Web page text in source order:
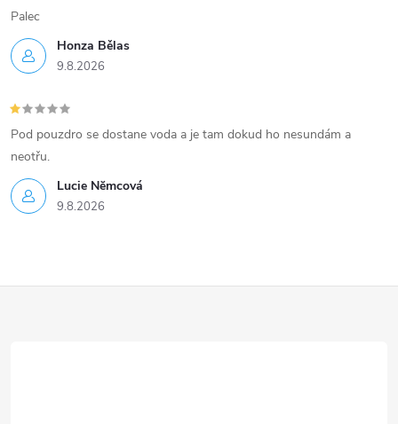
Honza Bělas
9.8.2026
Palec
Lucie Nĕmcová
9.8.2026
Pod pouzdro se dostane voda a je tam dokud ho nesundám a
neotřu.